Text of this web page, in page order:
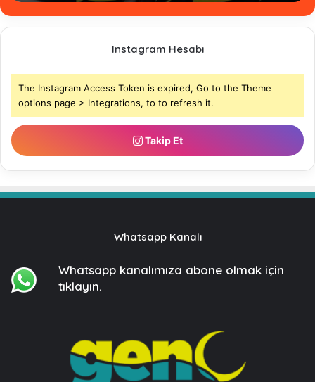
Instagram Hesabı
The Instagram Access Token is expired, Go to the Theme
options page > Integrations, to to refresh it.
Takip Et
Whatsapp Kanalı
Whatsapp kanalımıza abone olmak için
tıklayın.